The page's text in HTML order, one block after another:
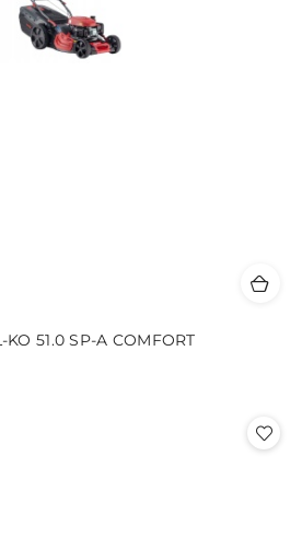
51.0 SP-A COMFORT